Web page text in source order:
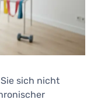
sich nicht